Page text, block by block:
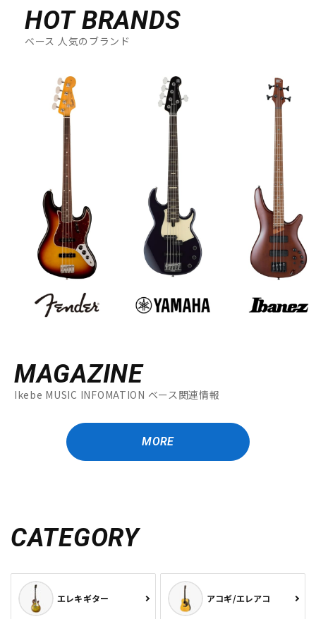
HOT BRANDS
ベース 人気のブランド
MAGAZINE
Ikebe MUSIC INFOMATION ベース関連情報
MORE
CATEGORY
エレキギター アコギ/エレアコ